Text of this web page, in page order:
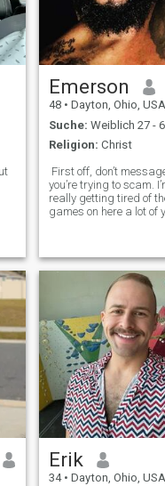
Emerson
48 • Dayton, Ohio, USA
Suche: Weiblich 27 -
Religion: Christ
First off, don’t
you’re trying to scam.
really getting tired of
games on here a lot of
even women. Got
pictures up, but really
Erik
34 • Dayton, Ohio, USA